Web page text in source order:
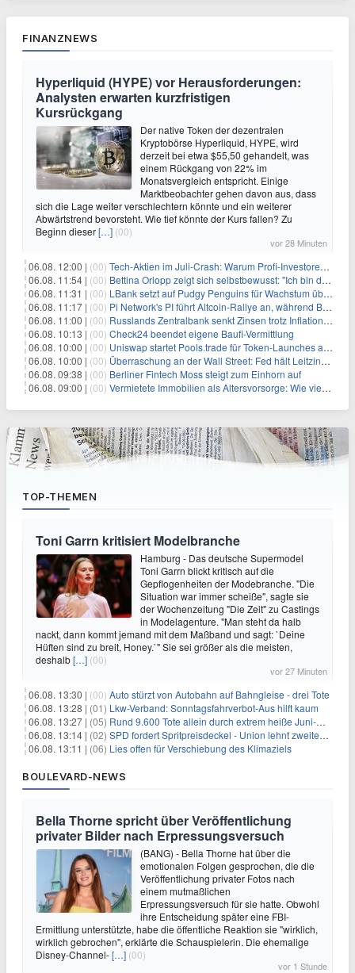
FINANZNEWS
Hyperliquid (HYPE) vor Herausforderungen:
Analysten erwarten kurzfristigen
Kursrückgang
Der native Token der dezentralen
Kryptobörse Hyperliquid, HYPE, wird
derzeit bei etwa $55,50 gehandelt, was
einem Rückgang von 22% im
Monatsvergleich entspricht. Einige
Marktbeobachter gehen davon aus, dass
sich die Lage weiter verschlechtern könnte und ein weiterer
Abwärtstrend bevorsteht. Wie tief könnte der Kurs fallen? Zu
Beginn dieser[…] (00)
vor 28 Minuten
06.08. 12:00 | (00) Tech-Aktien im Juli-Crash: Warum Profi-Investoren jetzt zugreifen – Stresstest statt Bärenmarkt
06.08. 11:54 | (00) Bettina Orlopp zeigt sich selbstbewusst: "Ich bin die Vorstandsvorsitzende"
06.08. 11:31 | (00) LBank setzt auf Pudgy Penguins für Wachstum über den Handel hinaus
06.08. 11:17 | (00) Pi Network's PI führt Altcoin-Rallye an, während Bitcoin $65.000 anpeilt
06.08. 11:00 | (00) Russlands Zentralbank senkt Zinsen trotz Inflations-Schock – ein riskantes Spiel
06.08. 10:13 | (00) Check24 beendet eigene Baufi-Vermittlung
06.08. 10:00 | (00) Uniswap startet Pools.trade für Token-Launches auf Robinhood Chain
06.08. 10:00 | (00) Überraschung an der Wall Street: Fed hält Leitzins fest – aber Warsh sendet klares Signal
06.08. 09:38 | (00) Berliner Fintech Moss steigt zum Einhorn auf
06.08. 09:00 | (00) Vermietete Immobilien als Altersvorsorge: Wie viel Rendite Vermieter wirklich verdienen
TOP-THEMEN
Toni Garrn kritisiert Modelbranche
Hamburg - Das deutsche Supermodel
Toni Garrn blickt kritisch auf die
Gepflogenheiten der Modebranche. "Die
Situation war immer scheiße", sagte sie
der Wochenzeitung "Die Zeit" zu Castings
in Modelagenture. "Man steht da halb
nackt, dann kommt jemand mit dem Maßband und sagt: `Deine
Hüften sind zu breit, Honey.`" Sie sei größer als die meisten,
deshalb[…] (00)
vor 27 Minuten
06.08. 13:30 | (00) Auto stürzt von Autobahn auf Bahngleise - drei Tote
06.08. 13:28 | (01) Lkw-Verband: Sonntagsfahrverbot-Aus hilft kaum
06.08. 13:27 | (05) Rund 9.600 Tote allein durch extrem heiße Juni-Woche
06.08. 13:14 | (02) SPD fordert Spritpreisdeckel - Union lehnt zweiten Tankrabatt ab
06.08. 13:11 | (06) Lies offen für Verschiebung des Klimaziels
BOULEVARD-NEWS
Bella Thorne spricht über Veröffentlichung
privater Bilder nach Erpressungsversuch
(BANG) - Bella Thorne hat über die
emotionalen Folgen gesprochen, die die
Veröffentlichung privater Fotos nach
einem mutmaßlichen
Erpressungsversuch für sie hatte. Obwohl
ihre Entscheidung später eine FBI-
Ermittlung unterstützte, habe die öffentliche Reaktion sie "wirklich,
wirklich gebrochen", erklärte die Schauspielerin. Die ehemalige
Disney-Channel-[…] (00)
vor 1 Stunde